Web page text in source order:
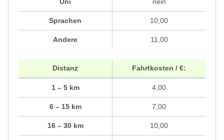
Sprachen
Andere
10,00
11,00
Distanz
1 – 5 km
6 – 15 km
16 – 30 km
Fahrtkosten / €:
4,00
7,00
10,00